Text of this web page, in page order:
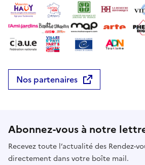
Nos partenaires
Abonnez-vous à notre
Recevez toute l’actualité des Rendez-
directement dans votre boîte mail.